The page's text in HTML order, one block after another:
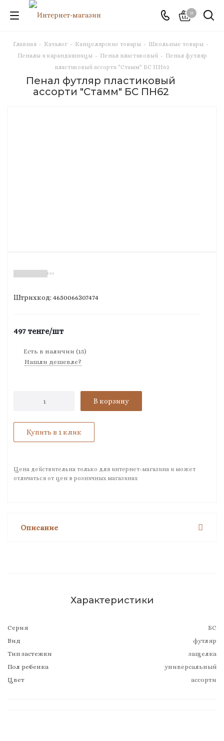
0
Главная - Каталог - Канцелярские товары - Школьные товары -
Пеналы и карандашницы - Пенал пластиковый - Пенал футляр
пластиковый ассорти "Стамм" БС ПН62
Пенал футляр пластиковый
ассорти "Стамм" БС ПН62
( 0 )
Штрихкод: 4650066307474
497тенге/шт
Есть в наличии (15)
Нашли дешевле?
В корзину
Купить в 1 клик
Цена действительна только для интернет-магазина и может
отличаться от цен в розничных магазинах
Описание
Характеристики
Серия
БС
Вид
футляр
Тип застежки
защелка
Пол ребенка
универсальный
Цвет
ассорти